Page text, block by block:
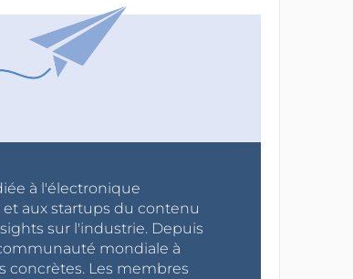
à l'électronique
aux startups du contenu
sur l'industrie. Depuis
mondiale à
concrètes. Les membres